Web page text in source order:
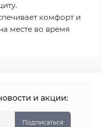
комфорт и
месте во время
и акции:
Подписаться